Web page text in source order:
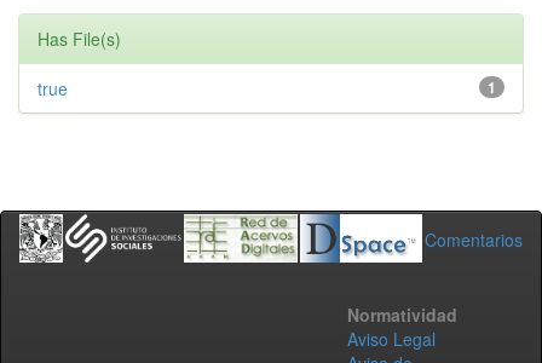
Has File(s)
1
true
Comentarios
Normatividad
Aviso Legal